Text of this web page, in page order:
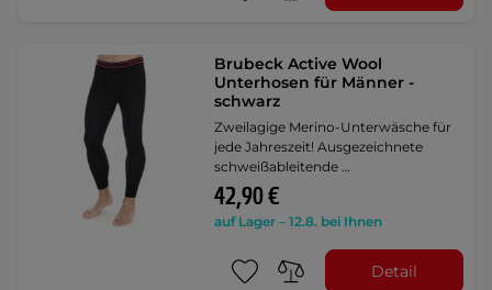
Brubeck Active Wool
Unterhosen für Männer -
schwarz
Zweilagige Merino-Unterwäsche für
jede Jahreszeit! Ausgezeichnete
schweißableitende …
42,90 €
auf Lager – 12.8. bei Ihnen
Detail